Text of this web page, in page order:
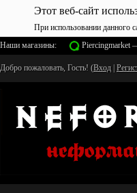
Этот веб-сайт
При использовании данного
Наши магазины:
Piercingmarket
Добро пожаловать, Гость! (Вход